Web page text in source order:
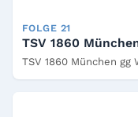
FOLGE 21
TSV 1860
TSV 1860 München gg